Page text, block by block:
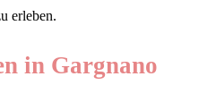
erleben.
in Gargnano